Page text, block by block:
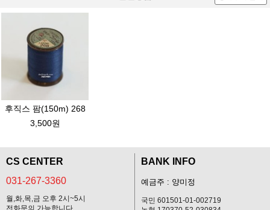
후직스 팜(150m) 268
3,500원
CS CENTER
031-267-3360
월,화,목,금 오후 2시~5시
BANK INFO
예금주 : 양미정
국민 601501-01-002719